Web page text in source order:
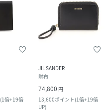
(1倍+19倍
JIL SANDER
財布
74,800 円
13,600ポイント(1倍+19倍
UP)